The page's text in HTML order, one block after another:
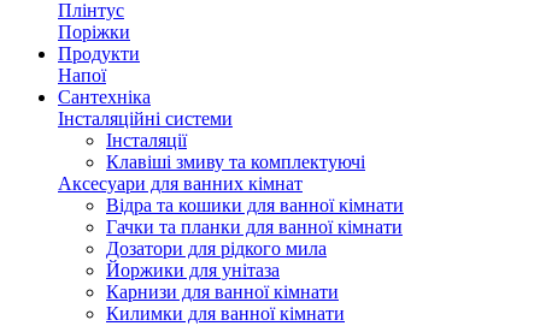
Плінтус
Поріжки
Продукти
Напої
Сантехніка
Інсталяційні системи
Інсталяції
Клавіші змиву та комплектуючі
Аксесуари для ванних кімнат
Відра та кошики для ванної кімнати
Гачки та планки для ванної кімнати
Дозатори для рідкого мила
Йоржики для унітаза
Карнизи для ванної кімнати
Килимки для ванної кімнати